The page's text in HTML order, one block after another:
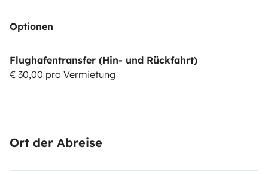
Optionen
Flughafentransfer (Hin- und Rückfahrt)
€ 30,00 pro Vermietung
Ort der Abreise